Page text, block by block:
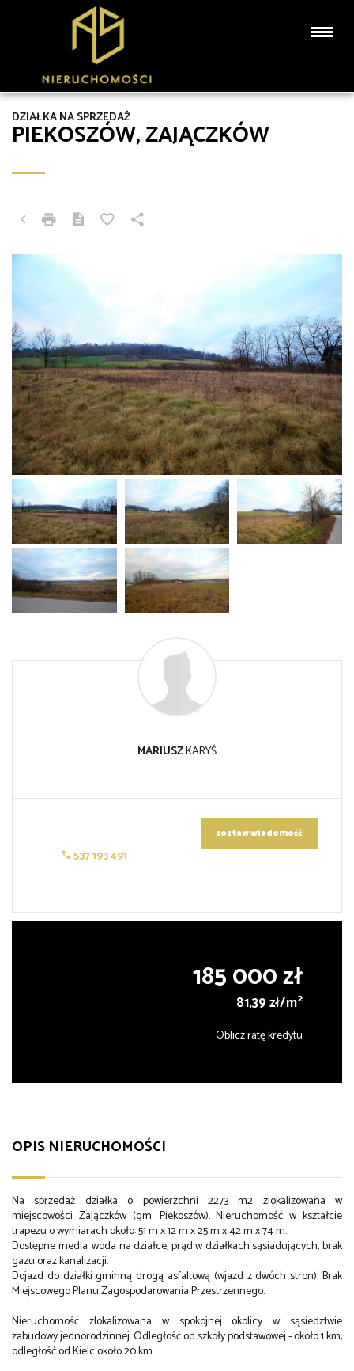
PIEKOSZÓW, ZAJĄCZKÓW
DZIAŁKA NA SPRZEDAŻ
MARIUSZKARYŚ
537 193 491
zostaw wiadomość
185 000 zł
81,39 zł/m2
Oblicz ratę kredytu
OPIS NIERUCHOMOŚCI
Na sprzedaż działka o powierzchni 2273 m2 zlokalizowana w
miejscowości Zajączków (gm. Piekoszów). Nieruchomość w kształcie
trapezu o wymiarach około: 51 m x 12 m x 25 m x 42 m x 74 m.
Dostępne media: woda na działce, prąd w działkach sąsiadujących, brak
gazu oraz kanalizacji.
Dojazd do działki gminną drogą asfaltową (wjazd z dwóch stron). Brak
Miejscowego Planu Zagospodarowania Przestrzennego.
Nieruchomość zlokalizowana w spokojnej okolicy w sąsiedztwie
zabudowy jednorodzinnej. Odległość od szkoły podstawowej - około 1 km,
odległość od Kielc około 20 km.